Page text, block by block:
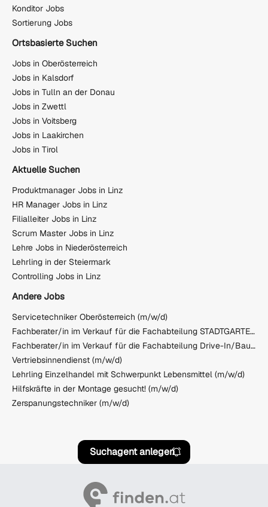
Konditor Jobs
Sortierung Jobs
Ortsbasierte Suchen
Jobs in Oberösterreich
Jobs in Kalsdorf
Jobs in Tulln an der Donau
Jobs in Zwettl
Jobs in Voitsberg
Jobs in Laakirchen
Jobs in Tirol
Aktuelle Suchen
Produktmanager Jobs in Linz
HR Manager Jobs in Linz
Filialleiter Jobs in Linz
Scrum Master Jobs in Linz
Lehre Jobs in Niederösterreich
Lehrling in der Steiermark
Controlling Jobs in Linz
Andere Jobs
Servicetechniker Oberösterreich (m/w/d)
Fachberater/in im Verkauf für die Fachabteilung STADTGARTEN - Pflanze
Fachberater/in im Verkauf für die Fachabteilung Drive-In/Baustoffe
Vertriebsinnendienst (m/w/d)
Lehrling Einzelhandel mit Schwerpunkt Lebensmittel (m/w/d)
Hilfskräfte in der Montage gesucht! (m/w/d)
Zerspanungstechniker (m/w/d)
Suchagent anlegen